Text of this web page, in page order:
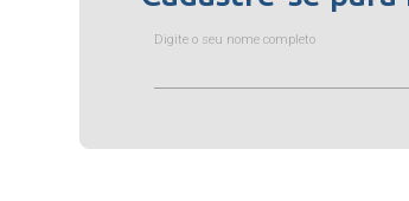
Digite o seu nome completo